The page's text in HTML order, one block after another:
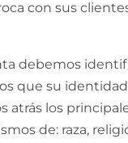
con sus
debemos
que su
atrás los
de: raza,